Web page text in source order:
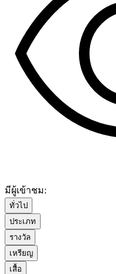
มีผู้เข้าชม:
ทั่วไป
ประเภท
รางวัล
เหรียญ
เสื้อ